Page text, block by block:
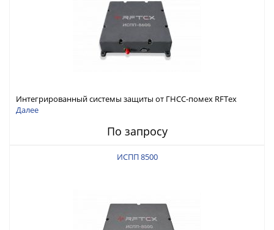
Интегрированный системы защиты от ГНСС-помех RFТех
ИСПП 8600
Далее
По запросу
ИСПП 8500